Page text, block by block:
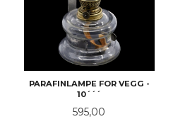
PARAFINLAMPE FOR VEGG -
10´´´
Pris
595,00